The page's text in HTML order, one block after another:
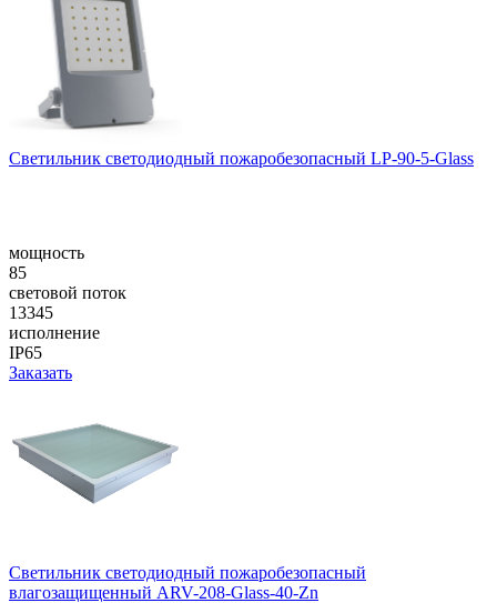
Светильник светодиодный пожаробезопасный LP-90-5-Glass
мощность
85
световой поток
13345
исполнение
IP65
Заказать
Светильник светодиодный пожаробезопасный
влагозащищенный ARV-208-Glass-40-Zn